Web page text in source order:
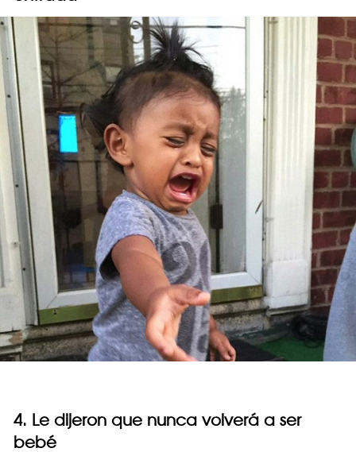
4. Le dijeron que nunca volverá a ser
bebé